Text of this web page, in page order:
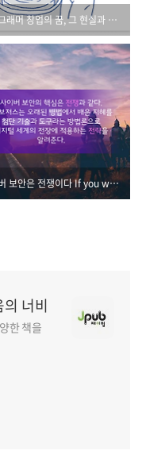
프로그래머 창업의 꿈, 그 현실과 도전의 이야기
사이버 보안은 전쟁이다 If you wanna wanna do somethin' wild
너비
한 책을